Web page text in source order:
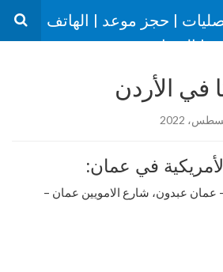
| حجز موعد | الهاتف
| العنوان
في الأردن
في عمان:
عمان عبدون، شارع الامويين عمان –